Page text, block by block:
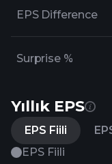
EPS Difference
Surprise %
Yıllık EPS
EPS Fiili
EPS Fiili